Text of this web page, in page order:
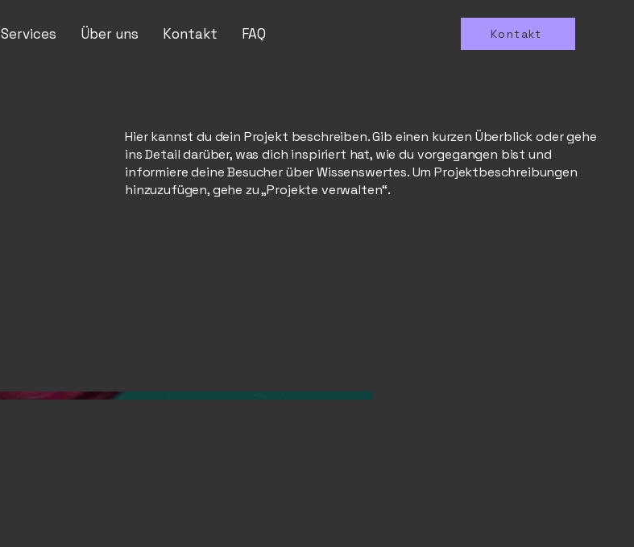
Services Über uns Kontakt FAQ Kontakt
Hier kannst du dein Projekt beschreiben. Gib einen kurzen Überblick oder gehe
ins Detail darüber, was dich inspiriert hat, wie du vorgegangen bist und
informiere deine Besucher über Wissenswertes. Um Projektbeschreibungen
hinzuzufügen, gehe zu „Projekte verwalten“.